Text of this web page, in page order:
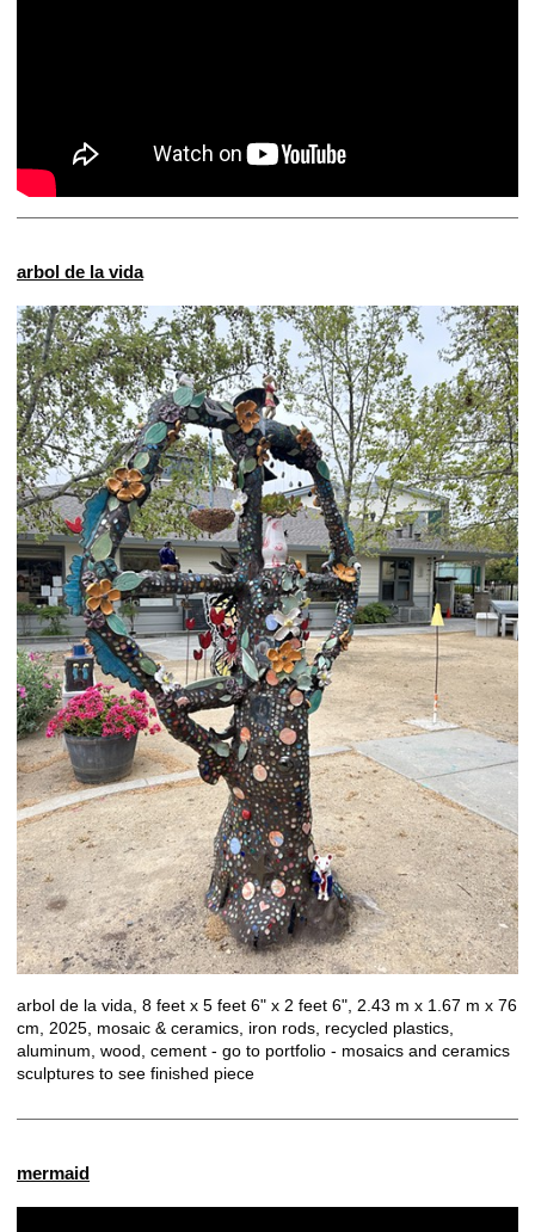
arbol de la vida
arbol de la vida, 8 feet x 5 feet 6" x 2 feet 6", 2.43 m x 1.67 m x 76
cm, 2025, mosaic & ceramics, iron rods, recycled plastics,
aluminum, wood, cement - go to portfolio - mosaics and ceramics
sculptures to see finished piece
mermaid